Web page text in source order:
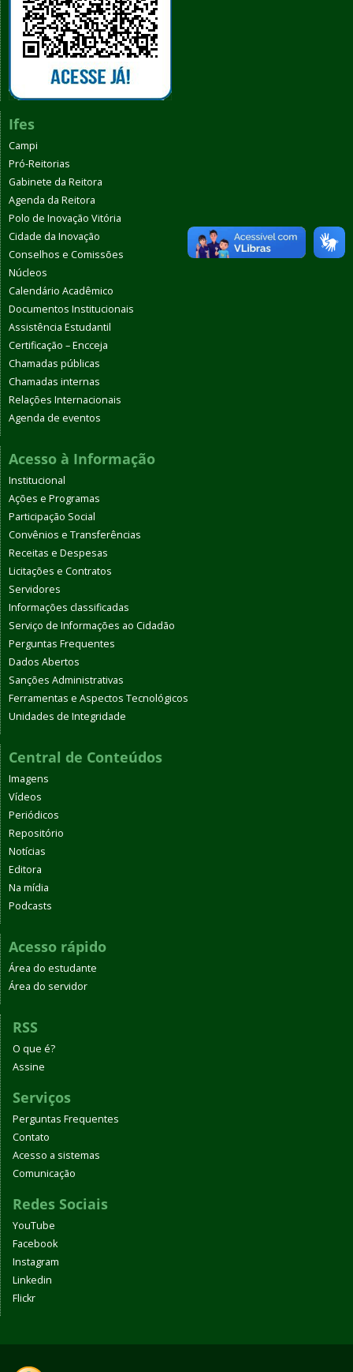
Ifes
Campi
Pró-Reitorias
Gabinete da Reitora
Agenda da Reitora
Polo de Inovação Vitória
Cidade da Inovação
Conselhos e Comissões
Núcleos
Calendário Acadêmico
Documentos Institucionais
Assistência Estudantil
Certificação – Encceja
Chamadas públicas
Chamadas internas
Relações Internacionais
Agenda de eventos
Acesso à Informação
Institucional
Ações e Programas
Participação Social
Convênios e Transferências
Receitas e Despesas
Licitações e Contratos
Servidores
Informações classificadas
Serviço de Informações ao Cidadão
Perguntas Frequentes
Dados Abertos
Sanções Administrativas
Ferramentas e Aspectos Tecnológicos
Unidades de Integridade
Central de Conteúdos
Imagens
Vídeos
Periódicos
Repositório
Notícias
Editora
Na mídia
Podcasts
Acesso rápido
Área do estudante
Área do servidor
RSS
O que é?
Assine
Serviços
Perguntas Frequentes
Contato
Acesso a sistemas
Comunicação
Redes Sociais
YouTube
Facebook
Instagram
Linkedin
Flickr